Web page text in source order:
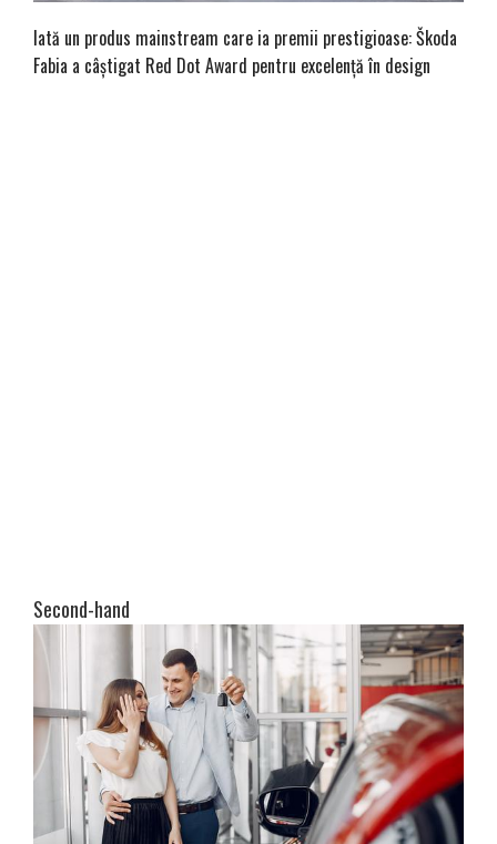
Iată un produs mainstream care ia premii prestigioase: Škoda
Fabia a câștigat Red Dot Award pentru excelență în design
Second-hand